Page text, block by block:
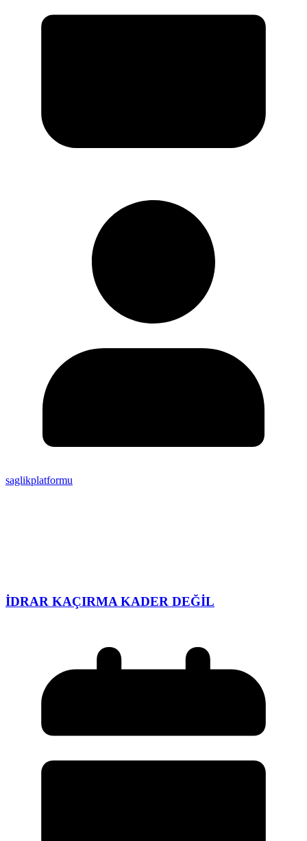
saglikplatformu
İDRAR KAÇIRMA KADER DEĞİL